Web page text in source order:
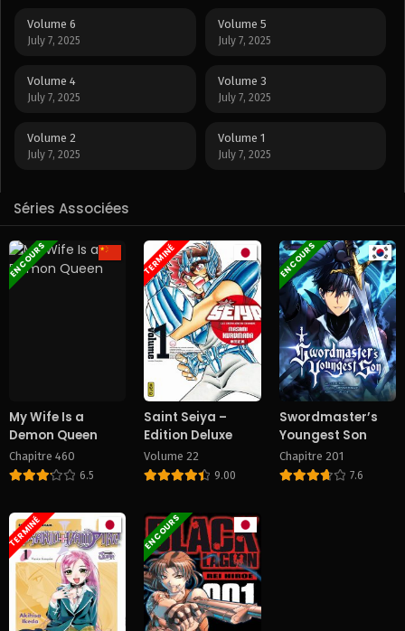
Volume 6
July 7, 2025
Volume 5
July 7, 2025
Volume 4
July 7, 2025
Volume 3
July 7, 2025
Volume 2
July 7, 2025
Volume 1
July 7, 2025
Séries Associées
EN COURS
My Wife Is a
Demon Queen
Chapitre 460
6.5
TERMINÉ
Saint Seiya –
Edition Deluxe
Volume 22
9.00
EN COURS
Swordmaster’s
Youngest Son
Chapitre 201
7.6
TERMINÉ EN COURS